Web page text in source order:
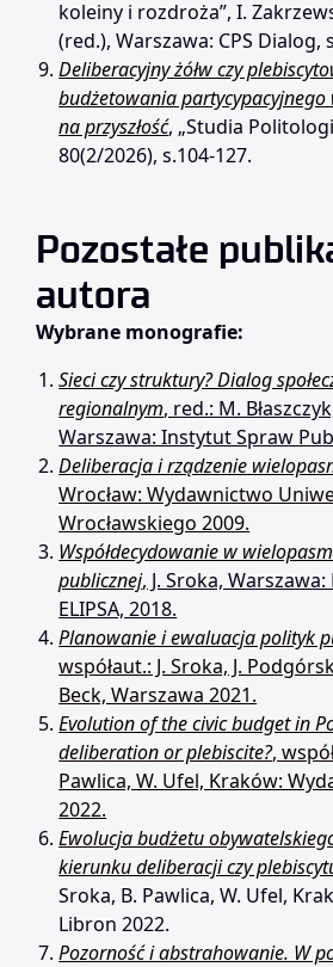
koleiny i rozdroża”, I.
(red.), Warszawa: CPS Dialog,
Deliberacyjny żółw czy
budżetowania
na przyszłość, „Studia
80(2/2026), s.104-127.
Pozostałe
autora
Wybrane monografie:
Sieci czy struktury? Dialog
regionalnym, red.: M.
Warszawa: Instytut Spraw
Deliberacja i rządzenie
Wrocław: Wydawnictwo
Wrocławskiego 2009.
Współdecydowanie w
publicznej, J. Sroka,
ELIPSA, 2018.
Planowanie i ewaluacja polityk
współaut.: J. Sroka, J.
Beck, Warszawa 2021.
Evolution of the civic budget in
deliberation or plebiscite?,
Pawlica, W. Ufel, Kraków:
2022.
Ewolucja budżetu
kierunku deliberacji czy
Sroka, B. Pawlica, W. Ufel,
Libron 2022.
Pozorność i abstrahowanie. W